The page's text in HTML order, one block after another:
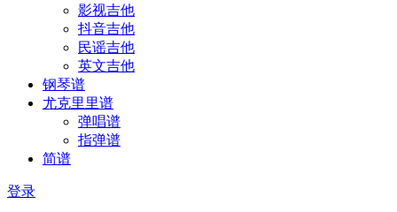
影视吉他
抖音吉他
民谣吉他
英文吉他
钢琴谱
尤克里里谱
弹唱谱
指弹谱
简谱
登录